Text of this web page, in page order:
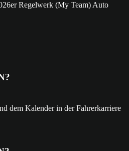
Regelwerk (My Team) Auto
dem Kalender in der Fahrerkarriere